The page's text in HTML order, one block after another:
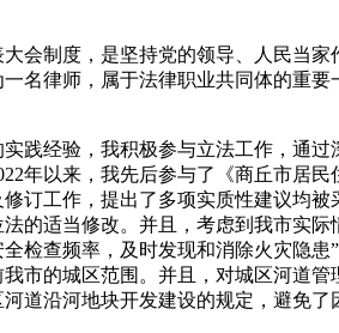
制度，是坚持党的领导、人民当家
名律师，属于法律职业共同体的重
经验，我积极参与立法工作，通过
年以来，我先后参与了《商丘市居
订工作，提出了多项实质性建议均
适当修改。并且，考虑到我市实际
查频率，及时发现和消除火灾隐患
市的城区范围。并且，对城区河道
沿河地块开发建设的规定，避免了